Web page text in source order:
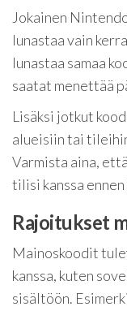
Jokainen
lunastaa vain
lunastaa samaa
saatat menettää
Lisäksi jotkut
alueisiin tai
Varmista aina,
tilisi kanssa
Rajoitukset
Mainoskoodit
kanssa, kuten
sisältöön.